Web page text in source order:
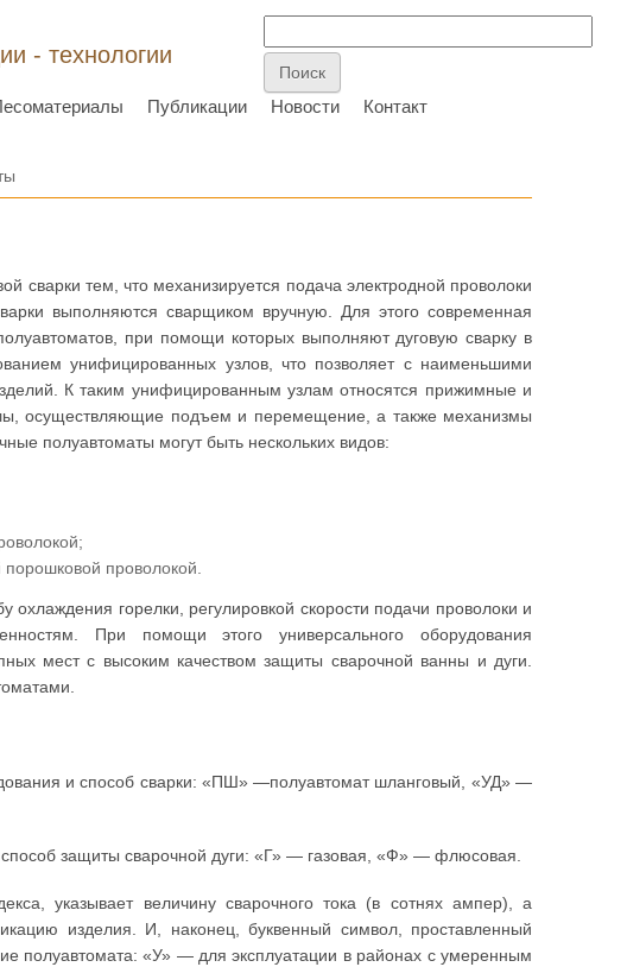
- технологии
Публикации Новости Контакт
сварки тем, что механизируется подача электродной проволоки
выполняются сварщиком вручную. Для этого современная
при помощи которых выполняют дуговую сварку в
унифицированных узлов, что позволяет с наименьшими
К таким унифицированным узлам относятся прижимные и
осуществляющие подъем и перемещение, а также механизмы
полуавтоматы могут быть нескольких видов:
проволокой.
охлаждения горелки, регулировкой скорости подачи проволоки и
При помощи этого универсального оборудования
мест с высоким качеством защиты сварочной ванны и дуги.
и способ сварки: «ПШ» —полуавтомат шланговый, «УД» —
защиты сварочной дуги: «Г» — газовая, «Ф» — флюсовая.
указывает величину сварочного тока (в сотнях ампер), а
изделия. И, наконец, буквенный символ, проставленный
полуавтомата: «У» — для эксплуатации в районах с умеренным